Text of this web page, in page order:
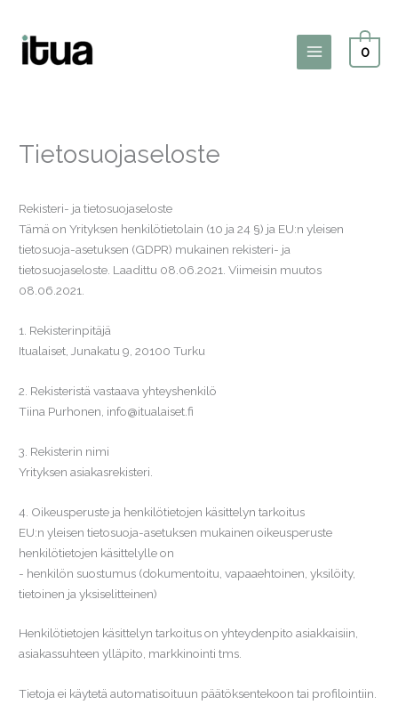
Main
0
Tietosuojaseloste
Rekisteri- ja tietosuojaseloste
Tämä on Yrityksen henkilötietolain (10 ja 24 §) ja EU:n yleisen
tietosuoja-asetuksen (GDPR) mukainen rekisteri- ja
tietosuojaseloste. Laadittu 08.06.2021. Viimeisin muutos
08.06.2021.
1. Rekisterinpitäjä
Itualaiset, Junakatu 9, 20100 Turku
2. Rekisteristä vastaava yhteyshenkilö
Tiina Purhonen, info@itualaiset.fi
3. Rekisterin nimi
Yrityksen asiakasrekisteri.
4. Oikeusperuste ja henkilötietojen käsittelyn tarkoitus
EU:n yleisen tietosuoja-asetuksen mukainen oikeusperuste
henkilötietojen käsittelylle on
- henkilön suostumus (dokumentoitu, vapaaehtoinen, yksilöity,
tietoinen ja yksiselitteinen)
Henkilötietojen käsittelyn tarkoitus on yhteydenpito asiakkaisiin,
asiakassuhteen ylläpito, markkinointi tms.
Tietoja ei käytetä automatisoituun päätöksentekoon tai profilointiin.